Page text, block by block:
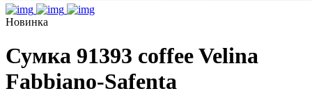
Новинка
Сумка 91393 coffee Velina
Fabbiano-Safenta